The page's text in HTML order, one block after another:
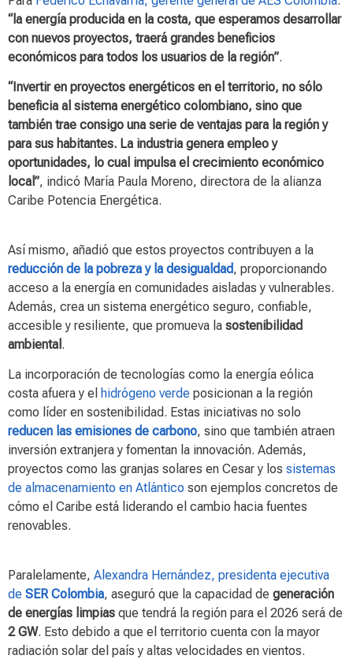
“la energía producida en la costa, que esperamos desarrollar
con nuevos proyectos, traerá grandes beneficios
económicos para todos los usuarios de la región”.
“Invertir en proyectos energéticos en el territorio, no sólo
beneficia al sistema energético colombiano, sino que
también trae consigo una serie de ventajas para la región y
para sus habitantes. La industria genera empleo y
oportunidades, lo cual impulsa el crecimiento económico
local”, indicó María Paula Moreno, directora de la alianza
Caribe Potencia Energética.
Así mismo, añadió que estos proyectos contribuyen a la
reducción de la pobreza y la desigualdad, proporcionando
acceso a la energía en comunidades aisladas y vulnerables.
Además, crea un sistema energético seguro, confiable,
accesible y resiliente, que promueva la sostenibilidad
ambiental .
La incorporación de tecnologías como la energía eólica
costa afuera y el hidrógeno verde posicionan a la región
como líder en sostenibilidad. Estas iniciativas no solo
reducen las emisiones de carbono, sino que también atraen
inversión extranjera y fomentan la innovación. Además,
proyectos como las granjas solares en Cesar y los sistemas
de almacenamiento en Atlántico son ejemplos concretos de
cómo el Caribe está liderando el cambio hacia fuentes
renovables.
Paralelamente, Alexandra Hernández, presidenta ejecutiva
de SER Colombia, aseguró que la capacidad de generación
de energías limpias que tendrá la región para el 2026 será de
2 GW. Esto debido a que el territorio cuenta con la mayor
radiación solar del país y altas velocidades en vientos.